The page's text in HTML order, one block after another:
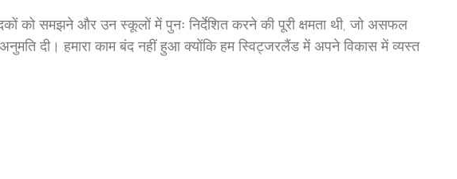
समझने और उन स्कूलों में पुनः निर्देशित करने की पूरी क्षमता थी, जो असफल
दी। हमारा काम बंद नहीं हुआ क्योंकि हम स्विट्जरलैंड में अपने विकास में व्यस्त